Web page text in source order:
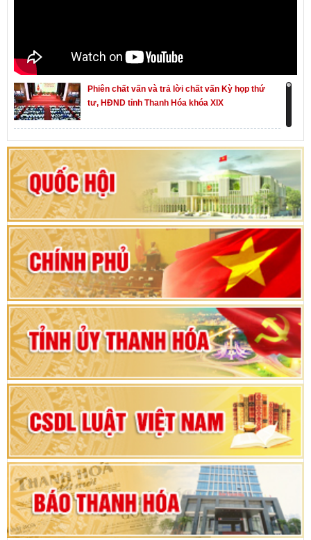
Phiên chất vấn và trả lời chất vấn Kỳ họp thứ
tư, HĐND tỉnh Thanh Hóa khóa XIX
Khai mạc kỳ họp thứ Nhất, Quốc hội khóa XVI
Hướng dẫn quy trình bỏ phiếu bầu cử ĐBQH
khoá XVI và đại biểu HĐND các cấp nhiệm kỳ
2026-2031
80 năm Quốc hội Việt Nam: vì lợi ích Nhân dân,
vì sự phát triển của đất nước
Bộ Chính trị duyệt nội dung Đại hội đại biểu
Đảng bộ tỉnh Thanh Hóa lần thứ XX, nhiệm kỳ
2025 - 2030
Đại hội đại biểu Đảng bộ xã Yên Thọ lần thứ I,
nhiệm kỳ 2025 – 2030
Đại hội Đảng bộ xã Yên Ninh lần thứ nhất,
nhiệm kỳ 2025 - 2030
Khai mạc Kỳ họp bất thường lần thứ 9, Quốc
hội khóa XV
Phiên thảo luận Kỳ họp thứ 24, HĐND tỉnh
Thanh Hóa khóa XVIII, nhiệm kỳ 2021 - 2026